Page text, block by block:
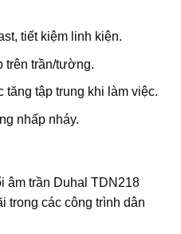
tiết kiệm linh kiện.
trên trần/tường.
tăng tập trung khi làm việc.
nhấp nháy.
âm trần Duhal TDN218
trong các công trình dân